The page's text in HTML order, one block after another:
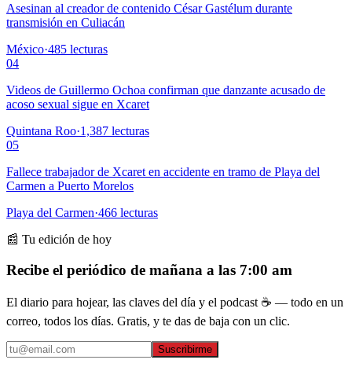
Asesinan al creador de contenido César Gastélum durante
transmisión en Culiacán
México·485 lecturas
04
Videos de Guillermo Ochoa confirman que danzante acusado de
acoso sexual sigue en Xcaret
Quintana Roo·1,387 lecturas
05
Fallece trabajador de Xcaret en accidente en tramo de Playa del
Carmen a Puerto Morelos
Playa del Carmen·466 lecturas
📰 Tu edición de hoy
Recibe el periódico de mañana a las 7:00 am
El diario para hojear, las claves del día y el podcast ☕ — todo en un
correo, todos los días. Gratis, y te das de baja con un clic.
Suscribirme